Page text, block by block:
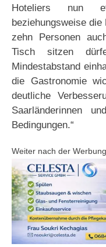
Hoteliers nun
beziehungsweise
zehn Personen
Tisch sitzen
Mindestabstand
die Gastronomie
deutliche
Saarländerinnen
Bedingungen.“
Weiter nach der Werbung